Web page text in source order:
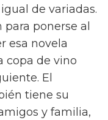
de variadas.
ponerse al
esa novela
copa de vino
El
tiene su
y familia,